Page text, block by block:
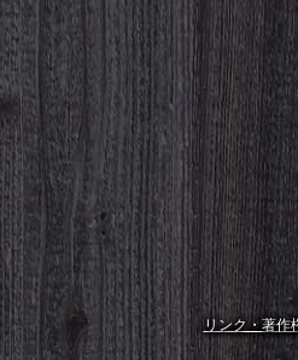
リンク・著作